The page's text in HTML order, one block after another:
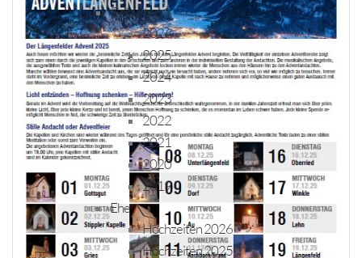
Geburten
2026
2025
2024
2023
2022
2021
2020
2019
Ehe
Hochzeiten 2026
Hochzeiten 2025